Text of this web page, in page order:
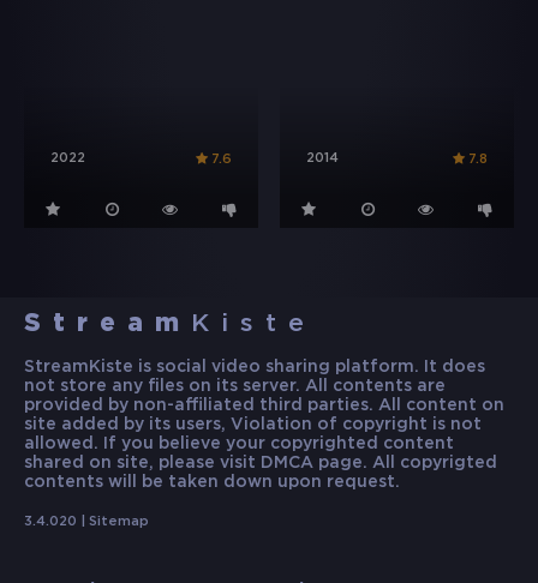
2022 7.6 2014 7.8
Stream Kiste
StreamKiste is social video sharing platform. It does
not store any files on its server. All contents are
provided by non-affiliated third parties. All content on
site added by its users, Violation of copyright is not
allowed. If you believe your copyrighted content
shared on site, please visit DMCA page. All copyrigted
contents will be taken down upon request.
3.4.020 | Sitemap